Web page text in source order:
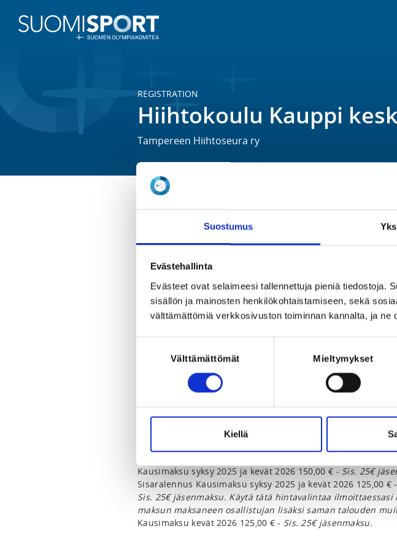
Suostumus
Evästehallinta
Evästeet ovat selaimeesi tallennettuja pieniä tiedostoja.
sisällön ja mainosten henkilökohtaistamiseen, sekä
välttämättömiä verkkosivuston toiminnan kannalta, ja ne
Välttämättömät Mieltymykset
Kiellä
REGISTRATION
Hiihtokoulu Kauppi
Tampereen Hiihtoseura ry
keskiviikkoisin klo 18.00-19.00.
REGISTRATION PERIOD
LOCATION
LOCALITY
SPORTS
Maastohiihto
Kausimaksu syksy 2025 ja kevät 2026 150,00 € - Sis. 25€
Sisaralennus Kausimaksu syksy 2025 ja kevät 2026 125,00 € -
Sis. 25€ jäsenmaksu. Käytä tätä hintavalintaa
maksun maksaneen osallistujan lisäksi saman talouden
Kausimaksu kevät 2026 125,00 € - Sis. 25€ jäsenmaksu.